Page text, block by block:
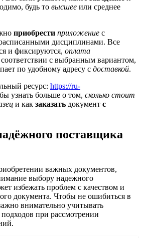
будь то высшее или среднее
приобрести приложение с
дисциплинами. Все
и фиксируются, оплата
соответствии с выбранным вариантом,
по удобному адресу с доставкой.
ресурс: https://ru-
узнать больше о том, сколько стоит
и как заказать документ с
поставщика
важных документов,
выбору надежного
избежать проблем с качеством и
документа. Чтобы не ошибиться в
внимательно учитывать
при рассмотрении